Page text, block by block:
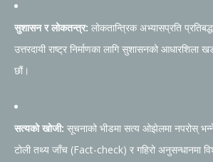
सुशासन र लोकतन्त्र: लोकतान्त्रिक अभ्यासप्रति
उत्तरदायी राष्ट्र निर्माणका लागि सुशासनको आधारशिला
छौं।
सत्यको खोजी: सूचनाको भीडमा सत्य ओझेलमा नपरोस्
टोली तथ्य जाँच (Fact-check) र गहिरो अनुसन्धानमा